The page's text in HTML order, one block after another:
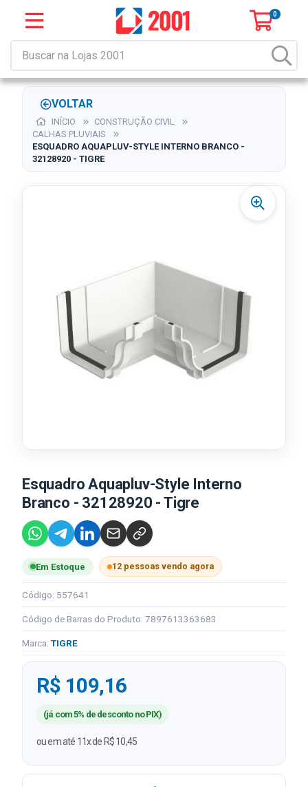
0
VOLTAR
INÍCIO
CONSTRUÇÃO CIVIL
CALHAS PLUVIAIS
ESQUADRO AQUAPLUV-STYLE INTERNO BRANCO -
32128920 - TIGRE
Esquadro Aquapluv-Style Interno
Branco - 32128920 - Tigre
Em Estoque 12 pessoas vendo agora
Código: 557641
Código de Barras do Produto: 7897613363683
Marca: TIGRE
R$ 109,16
(já com 5% de desconto no PIX)
ou em até 11x de R$ 10,45